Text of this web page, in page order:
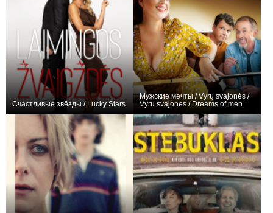
Счастливые звёзды / Lucky Stars
Мужские мечты / Vyrų svajonės /
Vyru svajones / Dreams of men